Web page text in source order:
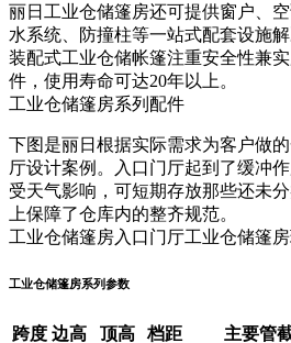
丽日工业仓储篷房还可提供窗户、
水系统、防撞柱等一站式配套设施
装配式工业仓储帐篷注重安全性兼
件，使用寿命可达20年以上。
工业仓储篷房系列配件
下图是丽日根据实际需求为客户做
厅设计案例。入口门厅起到了缓冲
受天气影响，可短期存放那些还未
上保障了仓库内的整齐规范。
工业仓储篷房入口门厅工业仓储篷
工业仓储篷房系列参数
跨度 边高 顶高 档距
主要管